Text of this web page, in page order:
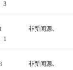
3
1
非新闻源、
非新闻源、